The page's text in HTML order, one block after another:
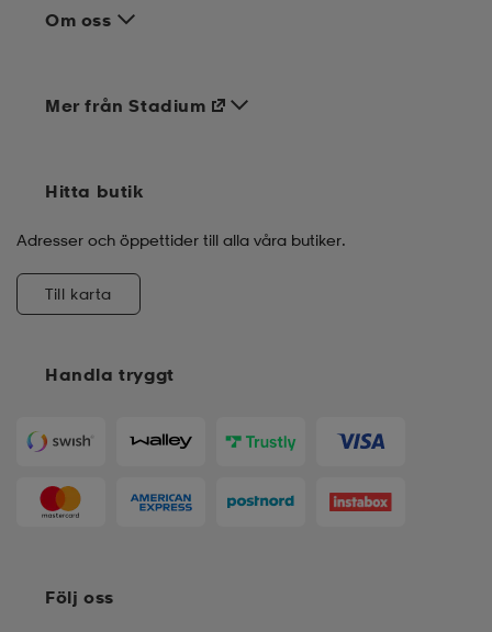
Om oss
Handla tryggt
Mer från Stadium
Hitta butik
Adresser och öppettider till alla våra butiker.
Till karta
Följ oss